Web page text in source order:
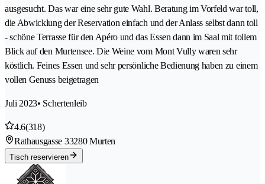
ausgesucht. Das war eine sehr gute Wahl. Beratung im Vorfeld war toll,
die Abwicklung der Reservation einfach und der Anlass selbst dann toll
- schöne Terrasse für den Apéro und das Essen dann im Saal mit tollem
Blick auf den Murtensee. Die Weine vom Mont Vully waren sehr
köstlich. Feines Essen und sehr persönliche Bedienung haben zu einem
vollen Genuss beigetragen
Juli 2023• Schertenleib
4.6(318)
Rathausgasse 33280 Murten
Tisch reservieren